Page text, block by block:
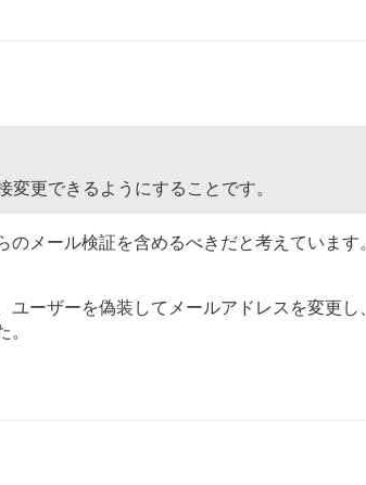
更できるようにすることです。
メール検証を含めるべきだと考えていま
ーザーを偽装してメールアドレスを変更
。